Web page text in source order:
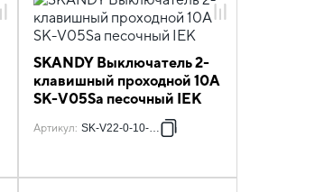
SKANDY Выключатель 2-
клавишный проходной 10А
SK-V05Sa песочный IEK
Артикул: SK-V22-0-10-K98